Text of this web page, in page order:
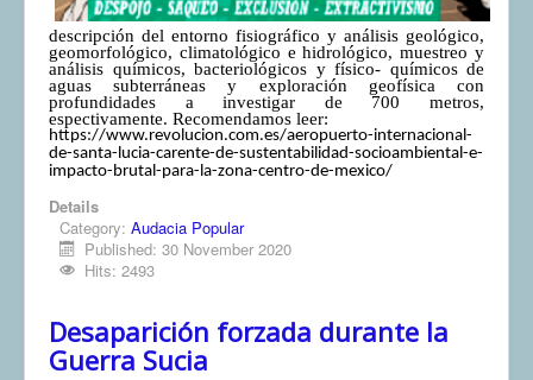
descripción del entorno fisiográfico y análisis geológico,
geomorfológico, climatológico e hidrológico, muestreo y
análisis químicos, bacteriológicos y físico- químicos de
aguas subterráneas y exploración geofísica con
profundidades a investigar de 700 metros,
espectivamente. Recomendamos leer:
https://www.revolucion.com.es/aeropuerto-internacional-
de-santa-lucia-carente-de-sustentabilidad-socioambiental-e-
impacto-brutal-para-la-zona-centro-de-mexico/
Details
Category: Audacia Popular
Published: 30 November 2020
Hits: 2493
Desaparición forzada durante la
Guerra Sucia